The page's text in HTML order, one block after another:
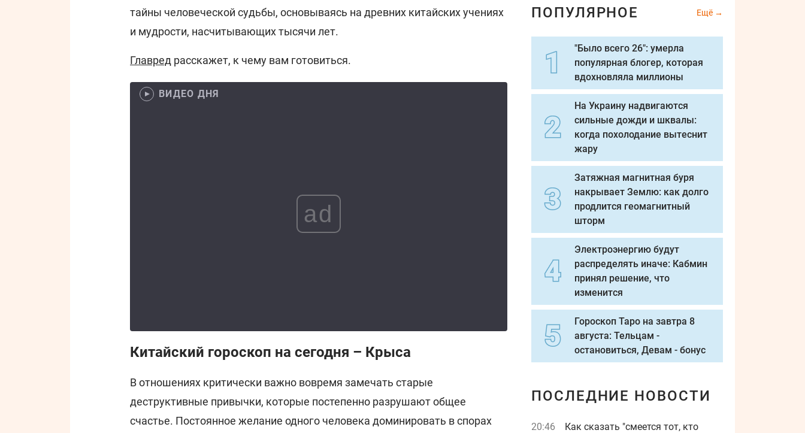
тайны человеческой судьбы, основываясь на древних китайских учениях
и мудрости, насчитывающих тысячи лет.
Главред расскажет, к чему вам готовиться.
ВИДЕО ДНЯ
ad
Китайский гороскоп на сегодня – Крыса
В отношениях критически важно вовремя замечать старые
деструктивные привычки, которые постепенно разрушают общее
счастье. Постоянное желание одного человека доминировать в спорах
ПОПУЛЯРНОЕ Ещё
"Было всего 26": умерла
популярная блогер, которая
вдохновляла миллионы
На Украину надвигаются
сильные дожди и шквалы:
когда похолодание вытеснит
жару
Затяжная магнитная буря
накрывает Землю: как долго
продлится геомагнитный
шторм
Электроэнергию будут
распределять иначе: Кабмин
принял решение, что
изменится
Гороскоп Таро на завтра 8
августа: Тельцам -
остановиться, Девам - бонус
ПОСЛЕДНИЕ НОВОСТИ
20:46
Как сказать "смеется тот, кто